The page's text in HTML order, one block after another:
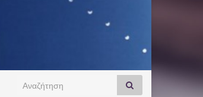
Search